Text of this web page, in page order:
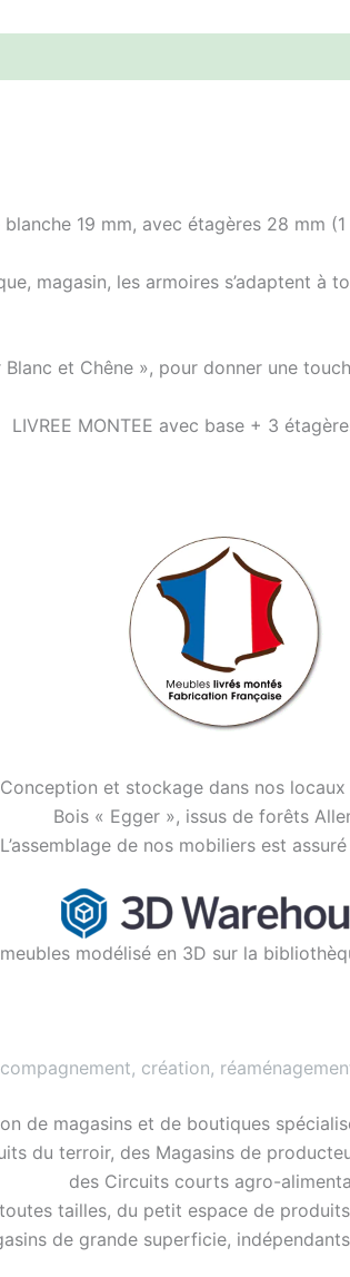
19 mm, avec étagères 28 mm
magasin, les armoires s’adaptent
et Chêne », pour donner une
LIVREE MONTEE avec base + 3
Conception et stockage dans nos locaux
Bois « Egger », issus de forêts
L’assemblage de nos mobiliers est
modélisé en 3D sur la
création,
de magasins et de boutiques
du terroir, des Magasins de
des Circuits courts agro-
tailles, du petit espace de
de grande superficie,